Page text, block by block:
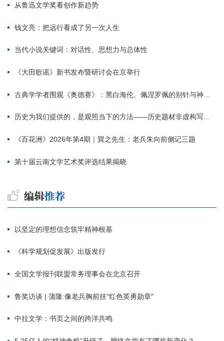
从鲁迅文学奖看创作新趋势
钱文亮：把远行看成了另一次人生
当代小说关键词：对话性、思想力与总体性
《大田歌谣》新书发布暨研讨会在京举行
古典学学者围观《奥德赛》：黑白海伦、佩涅罗佩的别针与神秘入侵者
历史为我们提供的，是观照当下的方法——历史题材非虚构写作多人谈
《百花洲》2026年第4期｜巽之先生：老兵朱向前侧记三题
第十届云南文学艺术奖评选结果揭晓
以坚定的理想信念筑牢精神根基
《科学规划促发展》出版发行
全国文学报刊联盟常务理事会在北京召开
鲁奖访谈 | 蒲隆:像老兵胸前挂"红色英勇勋章"
中拉文学：书页之间的跨洋共鸣